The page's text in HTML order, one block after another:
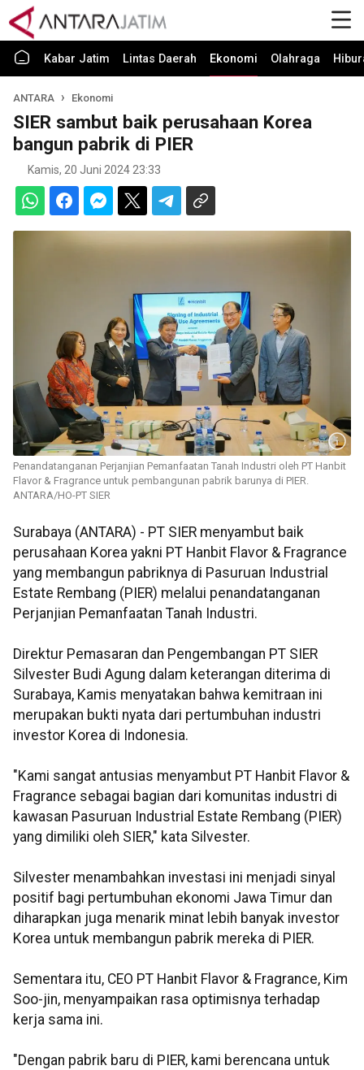
Kabar Jatim Lintas Daerah Ekonomi Olahraga
ANTARA Ekonomi
SIER sambut baik perusahaan Korea
bangun pabrik di PIER
Kamis, 20 Juni 2024 23:33
Penandatanganan Perjanjian Pemanfaatan Tanah Industri oleh PT Hanbit
Flavor & Fragrance untuk pembangunan pabrik barunya di PIER.
ANTARA/HO-PT SIER
Surabaya (ANTARA) - PT SIER menyambut baik
perusahaan Korea yakni PT Hanbit Flavor & Fragrance
yang membangun pabriknya di Pasuruan Industrial
Estate Rembang (PIER) melalui penandatanganan
Perjanjian Pemanfaatan Tanah Industri.
Direktur Pemasaran dan Pengembangan PT SIER
Silvester Budi Agung dalam keterangan diterima di
Surabaya, Kamis menyatakan bahwa kemitraan ini
merupakan bukti nyata dari pertumbuhan industri
investor Korea di Indonesia.
"Kami sangat antusias menyambut PT Hanbit Flavor &
Fragrance sebagai bagian dari komunitas industri di
kawasan Pasuruan Industrial Estate Rembang (PIER)
yang dimiliki oleh SIER," kata Silvester.
Silvester menambahkan investasi ini menjadi sinyal
positif bagi pertumbuhan ekonomi Jawa Timur dan
diharapkan juga menarik minat lebih banyak investor
Korea untuk membangun pabrik mereka di PIER.
Sementara itu, CEO PT Hanbit Flavor & Fragrance, Kim
Soo-jin, menyampaikan rasa optimisnya terhadap
kerja sama ini.
"Dengan pabrik baru di PIER, kami berencana untuk